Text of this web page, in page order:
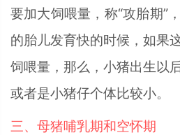
要加大饲喂量，称“攻胎期”
的胎儿发育快的时候，如果
饲喂量，那么，小猪出生以
或者是小猪仔个体比较小。
三、母猪哺乳期和空怀期